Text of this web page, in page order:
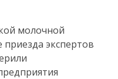
молочной
экспертов